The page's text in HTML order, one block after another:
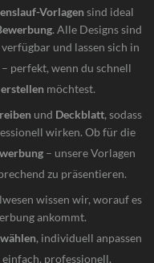
Vorlagen sind ideal
. Alle Designs sind
verfügbar und lassen sich in
perfekt, wenn du schnell
möchtest.
und Deckblatt, sodass
wirken. Ob für die
– unsere Vorlagen
zu präsentieren.
wissen wir, worauf es
ankommt.
, individuell anpassen
einfach, professionell.